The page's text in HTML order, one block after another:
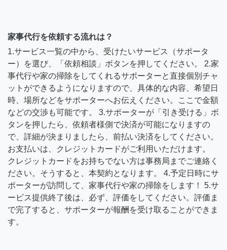
家事代行を依頼する流れは？
1.サービス一覧の中から、受けたいサービス（サポータ
ー）を選び、「依頼相談」ボタンを押してください。 2.家
事代行や家の掃除をしてくれるサポーターと直接個別チャ
ットができるようになりますので、具体的な内容、希望日
時、場所などをサポーターへお伝えください。ここで金額
などの交渉も可能です。 3.サポーターが「引き受ける」ボ
タンを押したら、依頼者様側で決済が可能になりますの
で、詳細が決まりましたら、前払い決済をしてください。
お支払いは、クレジットカードがご利用いただけます。
クレジットカードをお持ちでない方は事務局までご連絡く
ださい。そうすると、本契約となります。 4.予定日時にサ
ポーターが訪問して、家事代行や家の掃除をします！ 5.サ
ービス提供終了後は、必ず、評価をしてください。評価ま
で完了すると、サポーターが報酬を受け取ることができま
す。